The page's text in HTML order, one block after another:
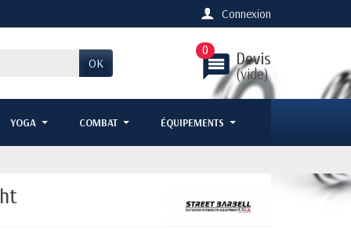
Connexion
OK message Devis
(vide)
0
YOGA COMBAT ÉQUIPEMENTS